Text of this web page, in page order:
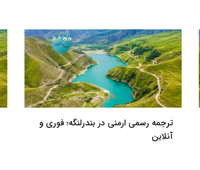
ترجمه رسمی ارمنی در بندرلنگه؛ فوری و
آنلاین